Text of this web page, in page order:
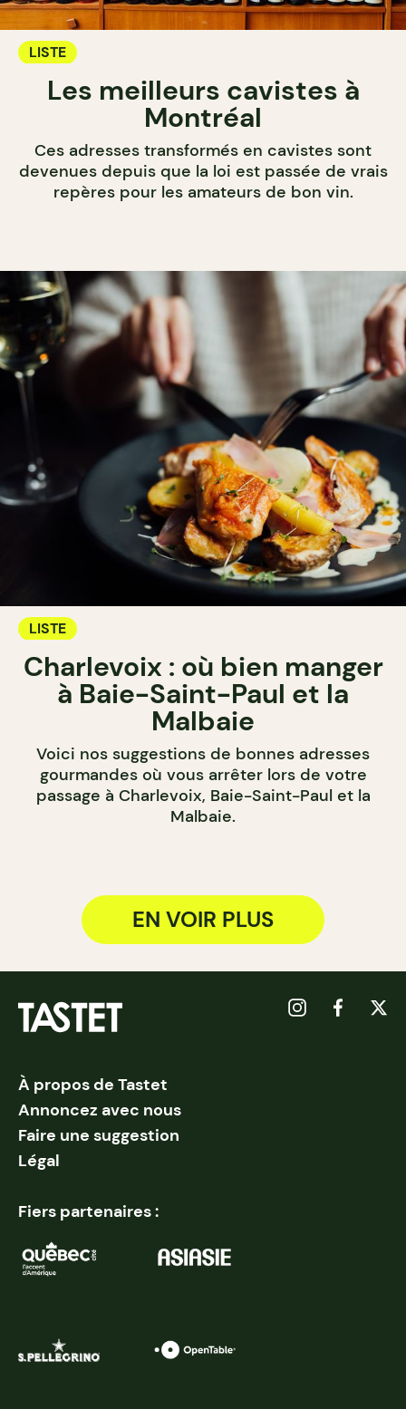
LISTE
Les meilleurs cavistes à
Montréal
Ces adresses transformés en cavistes sont
devenues depuis que la loi est passée de vrais
repères pour les amateurs de bon vin.
LISTE
Charlevoix : où bien manger
à Baie-Saint-Paul et la
Malbaie
Voici nos suggestions de bonnes adresses
gourmandes où vous arrêter lors de votre
passage à Charlevoix, Baie-Saint-Paul et la
Malbaie.
EN VOIR PLUS
À propos de Tastet
Annoncez avec nous
Faire une suggestion
Légal
Fiers partenaires :